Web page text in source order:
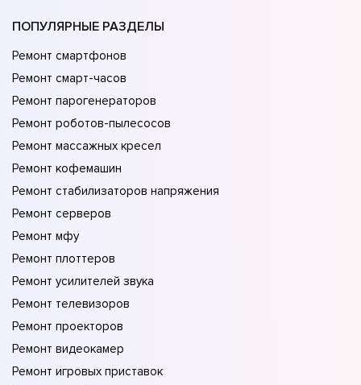
ПОПУЛЯРНЫЕ РАЗДЕЛЫ
Ремонт смартфонов
Ремонт смарт-часов
Ремонт парогенераторов
Ремонт роботов-пылесосов
Ремонт массажных кресел
Ремонт кофемашин
Ремонт стабилизаторов напряжения
Ремонт серверов
Ремонт мфу
Ремонт плоттеров
Ремонт усилителей звука
Ремонт телевизоров
Ремонт проекторов
Ремонт видеокамер
Ремонт игровых приставок